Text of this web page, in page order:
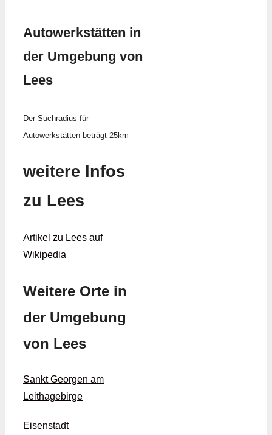
Autowerkstätten in
der Umgebung von
Lees
Der Suchradius für
Autowerkstätten beträgt 25km
weitere Infos
zu Lees
Artikel zu Lees auf
Wikipedia
Weitere Orte in
der Umgebung
von Lees
Sankt Georgen am
Leithagebirge
Eisenstadt